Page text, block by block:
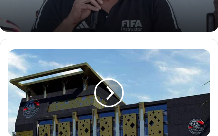
ننشر
خطاب
الداخلية
لتأجيل
مباريات
كأس